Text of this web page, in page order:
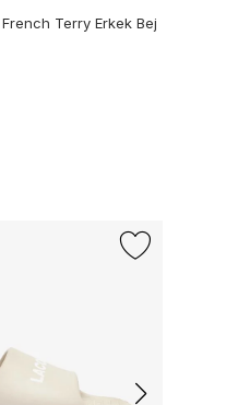
Terry Erkek Bej